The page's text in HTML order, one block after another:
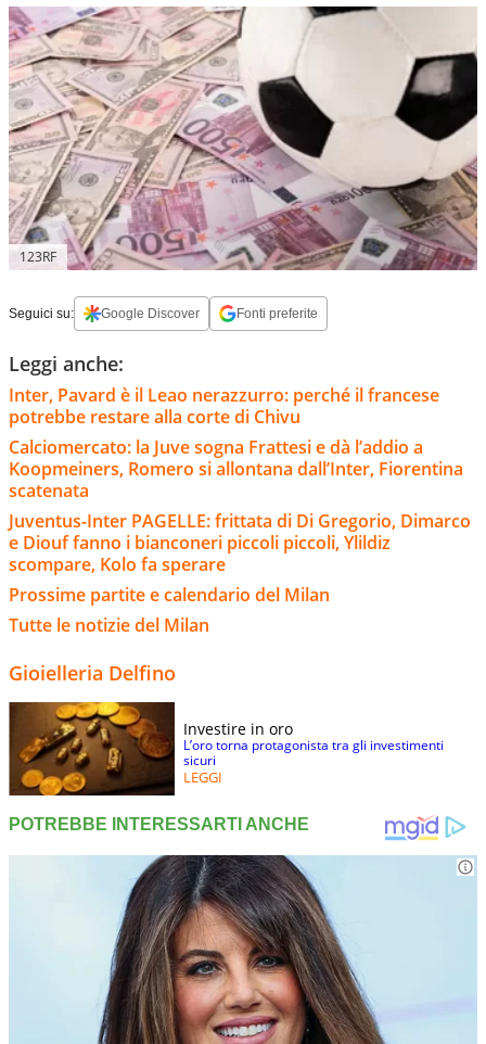
123RF
Seguici su: Google Discover Fonti preferite
Leggi anche:
Inter, Pavard è il Leao nerazzurro: perché il francese
potrebbe restare alla corte di Chivu
Calciomercato: la Juve sogna Frattesi e dà l’addio a
Koopmeiners, Romero si allontana dall’Inter, Fiorentina
scatenata
Juventus-Inter PAGELLE: frittata di Di Gregorio, Dimarco
e Diouf fanno i bianconeri piccoli piccoli, Ylildiz
scompare, Kolo fa sperare
Prossime partite e calendario del Milan
Tutte le notizie del Milan
Gioielleria Delfino
Investire in oro
L’oro torna protagonista tra gli investimenti
sicuri
LEGGI